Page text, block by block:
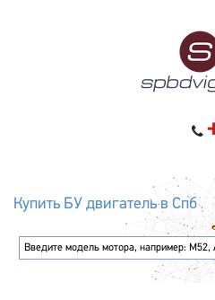
Купить БУ двигатель в Спб